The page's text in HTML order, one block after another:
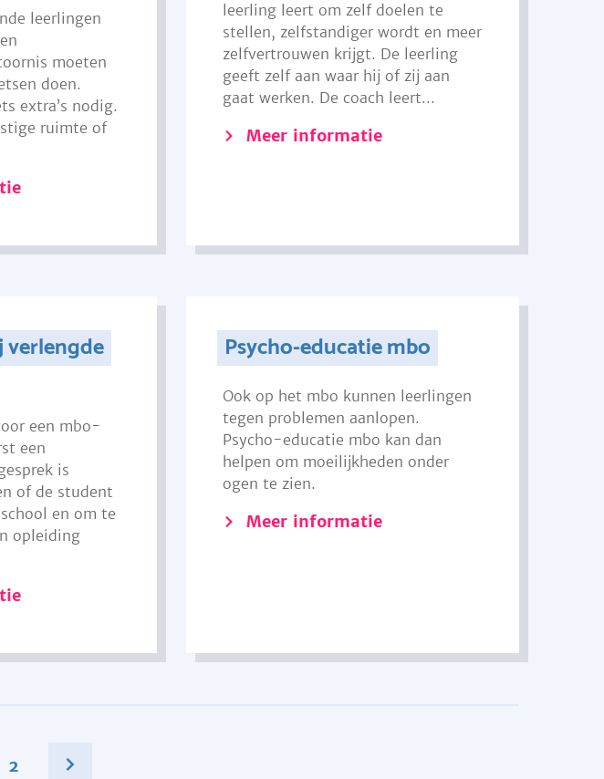
leerlingen
moeten
doen.
extra’s nodig.
ruimte of
leerling leert om zelf doelen te
stellen, zelfstandiger wordt en meer
zelfvertrouwen krijgt. De leerling
geeft zelf aan waar hij of zij aan
gaat werken. De coach leert...
Meer informatie
verlengde
een mbo-
een
is
of de student
en om te
opleiding
Psycho-educatie mbo
Ook op het mbo kunnen leerlingen
tegen problemen aanlopen.
Psycho-educatie mbo kan dan
helpen om moeilijkheden onder
ogen te zien.
Meer informatie
2